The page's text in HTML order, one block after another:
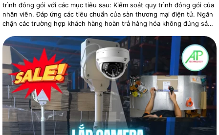
trình đóng gói với các mục tiêu sau: Kiểm soát quy trình đóng gói của
nhân viên. Đáp ứng các tiêu chuẩn của sàn thương mại điện tử. Ngăn
chặn các trường hợp khách hàng hoàn trả hàng hóa không đúng sản